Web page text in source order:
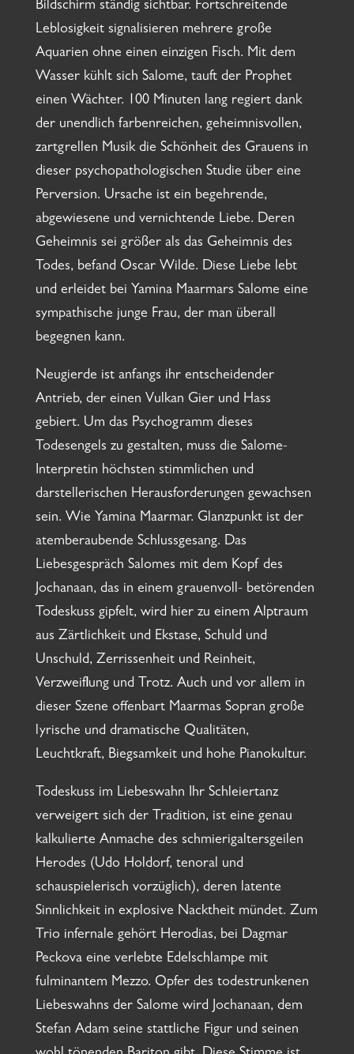
Bildschirm ständig sichtbar. Fortschreitende
Leblosigkeit signalisieren mehrere große
Aquarien ohne einen einzigen Fisch. Mit dem
Wasser kühlt sich Salome, tauft der Prophet
einen Wächter. 100 Minuten lang regiert dank
der unendlich farbenreichen, geheimnisvollen,
zartgrellen Musik die Schönheit des Grauens in
dieser psychopathologischen Studie über eine
Perversion. Ursache ist ein begehrende,
abgewiesene und vernichtende Liebe. Deren
Geheimnis sei größer als das Geheimnis des
Todes, befand Oscar Wilde. Diese Liebe lebt
und erleidet bei Yamina Maarmars Salome eine
sympathische junge Frau, der man überall
begegnen kann.
Neugierde ist anfangs ihr entscheidender
Antrieb, der einen Vulkan Gier und Hass
gebiert. Um das Psychogramm dieses
Todesengels zu gestalten, muss die Salome-
Interpretin höchsten stimmlichen und
darstellerischen Herausforderungen gewachsen
sein. Wie Yamina Maarmar. Glanzpunkt ist der
atemberaubende Schlussgesang. Das
Liebesgespräch Salomes mit dem Kopf des
Jochanaan, das in einem grauenvoll- betörenden
Todeskuss gipfelt, wird hier zu einem Alptraum
aus Zärtlichkeit und Ekstase, Schuld und
Unschuld, Zerrissenheit und Reinheit,
Verzweiflung und Trotz. Auch und vor allem in
dieser Szene offenbart Maarmas Sopran große
lyrische und dramatische Qualitäten,
Leuchtkraft, Biegsamkeit und hohe Pianokultur.
Todeskuss im Liebeswahn Ihr Schleiertanz
verweigert sich der Tradition, ist eine genau
kalkulierte Anmache des schmierigaltersgeilen
Herodes (Udo Holdorf, tenoral und
schauspielerisch vorzüglich), deren latente
Sinnlichkeit in explosive Nacktheit mündet. Zum
Trio infernale gehört Herodias, bei Dagmar
Peckova eine verlebte Edelschlampe mit
fulminantem Mezzo. Opfer des todestrunkenen
Liebeswahns der Salome wird Jochanaan, dem
Stefan Adam seine stattliche Figur und seinen